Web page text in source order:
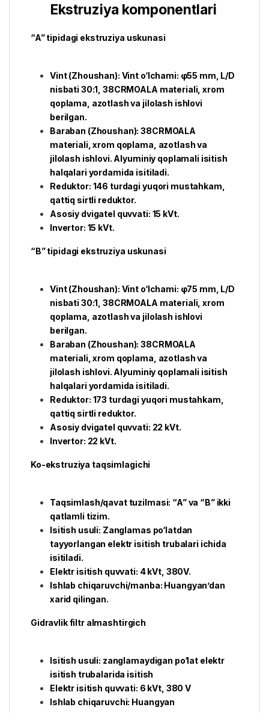
Ekstruziya komponentlari
“A” tipidagi ekstruziya uskunasi
Vint (Zhoushan): Vint o‘lchami: φ55 mm, L/D
nisbati 30:1, 38CRMOALA materiali, xrom
qoplama, azotlash va jilolash ishlovi
berilgan.
Baraban (Zhoushan): 38CRMOALA
materiali, xrom qoplama, azotlash va
jilolash ishlovi. Alyuminiy qoplamali isitish
halqalari yordamida isitiladi.
Reduktor: 146 turdagi yuqori mustahkam,
qattiq sirtli reduktor.
Asosiy dvigatel quvvati: 15 kVt.
Invertor: 15 kVt.
“B” tipidagi ekstruziya uskunasi
Vint (Zhoushan): Vint o‘lchami: φ75 mm, L/D
nisbati 30:1, 38CRMOALA materiali, xrom
qoplama, azotlash va jilolash ishlovi
berilgan.
Baraban (Zhoushan): 38CRMOALA
materiali, xrom qoplama, azotlash va
jilolash ishlovi. Alyuminiy qoplamali isitish
halqalari yordamida isitiladi.
Reduktor: 173 turdagi yuqori mustahkam,
qattiq sirtli reduktor.
Asosiy dvigatel quvvati: 22 kVt.
Invertor: 22 kVt.
Ko-ekstruziya taqsimlagichi
Taqsimlash/qavat tuzilmasi: “A” va “B” ikki
qatlamli tizim.
Isitish usuli: Zanglamas po‘latdan
tayyorlangan elektr isitish trubalari ichida
isitiladi.
Elektr isitish quvvati: 4 kVt, 380V.
Ishlab chiqaruvchi/manba: Huangyan’dan
xarid qilingan.
Gidravlik filtr almashtirgich
Isitish usuli: zanglamaydigan po‘lat elektr
isitish trubalarida isitish
Elektr isitish quvvati: 6 kVt, 380 V
Ishlab chiqaruvchi: Huangyan